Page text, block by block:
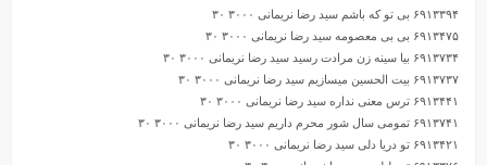
۶۹۱۳۳۹۴ بی تو که باشم سید رضا نریمانی ۳۰۰۰ ۳۰
۶۹۱۳۴۷۵ بی بی معصومه سید رضا نریمانی ۳۰۰۰ ۳۰
۶۹۱۳۷۳۴ بیا سینه زن مرادت رسید سید رضا نریمانی ۳۰۰۰ ۳۰
۶۹۱۳۷۳۷ بیت الحسین میسازیم سید رضا نریمانی ۳۰۰۰ ۳۰
۶۹۱۳۴۴۱ ترس معنی نداره سید رضا نریمانی ۳۰۰۰ ۳۰
۶۹۱۳۷۴۱ تمومی سال شور محرم داریم سید رضا نریمانی ۳۰۰۰ ۳۰
۶۹۱۳۴۲۱ تو دریا دلی سید رضا نریمانی ۳۰۰۰ ۳۰